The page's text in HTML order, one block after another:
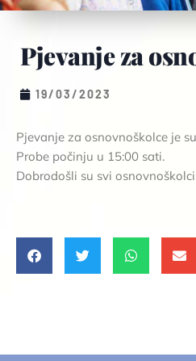
Pjevanje za
19/03/2023
Pjevanje za osnovnoškolce je
Probe počinju u 15:00 sati.
Dobrodošli su svi